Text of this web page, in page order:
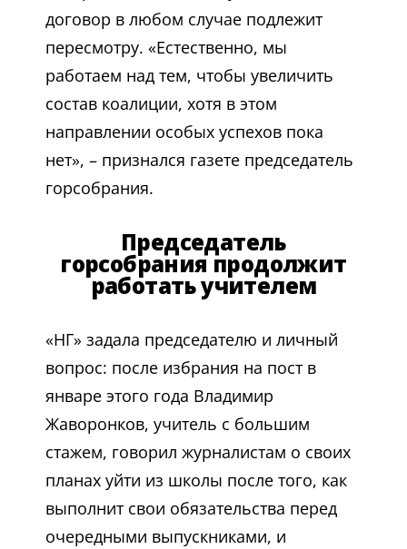
договор в любом случае подлежит
пересмотру. «Естественно, мы
работаем над тем, чтобы увеличить
состав коалиции, хотя в этом
направлении особых успехов пока
нет», – признался газете председатель
горсобрания.
Председатель
горсобрания продолжит
работать учителем
«НГ» задала председателю и личный
вопрос: после избрания на пост в
январе этого года Владимир
Жаворонков, учитель с большим
стажем, говорил журналистам о своих
планах уйти из школы после того, как
выполнит свои обязательства перед
очередными выпускниками, и